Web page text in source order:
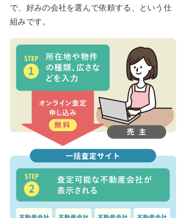
で、好みの会社を選んで依頼する、という仕
組みです。